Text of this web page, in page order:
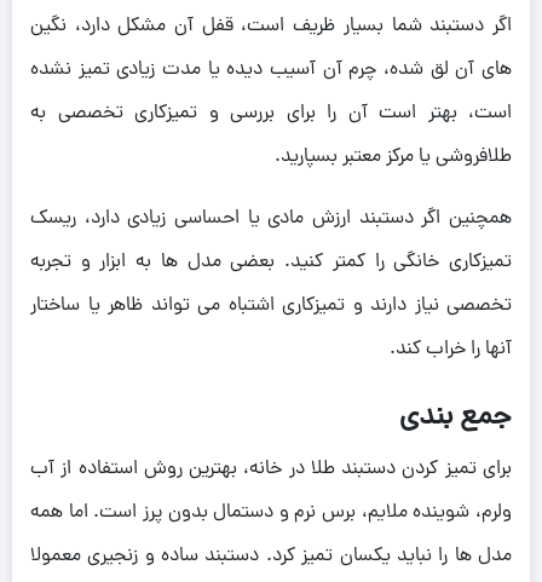
اگر دستبند شما بسیار ظریف است، قفل آن مشکل دارد، نگین
های آن لق شده، چرم آن آسیب دیده یا مدت زیادی تمیز نشده
است، بهتر است آن را برای بررسی و تمیزکاری تخصصی به
طلافروشی یا مرکز معتبر بسپارید.
همچنین اگر دستبند ارزش مادی یا احساسی زیادی دارد، ریسک
تمیزکاری خانگی را کمتر کنید. بعضی مدل ها به ابزار و تجربه
تخصصی نیاز دارند و تمیزکاری اشتباه می تواند ظاهر یا ساختار
آنها را خراب کند.
جمع بندی
برای تمیز کردن دستبند طلا در خانه، بهترین روش استفاده از آب
ولرم، شوینده ملایم، برس نرم و دستمال بدون پرز است. اما همه
مدل ها را نباید یکسان تمیز کرد. دستبند ساده و زنجیری معمولا